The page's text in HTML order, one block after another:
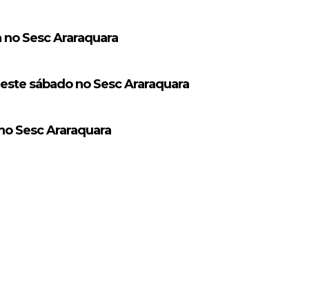
Sesc Araraquara
sábado no Sesc Araraquara
Sesc Araraquara